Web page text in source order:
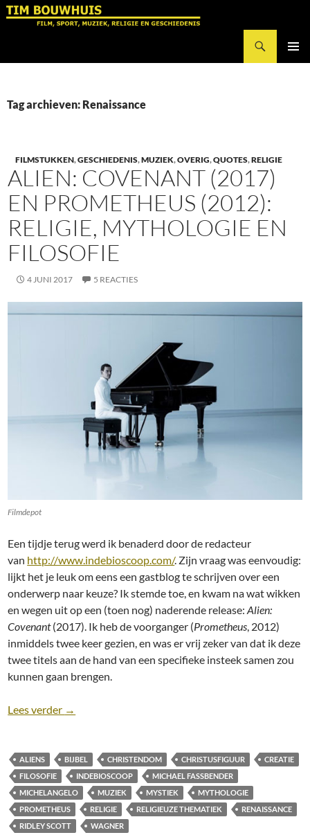
Ga
Tag archieven: Renaissance
FILMSTUKKEN,GESCHIEDENIS,MUZIEK,OVERIG,QUOTES,RELIGIE
ALIEN: COVENANT (2017)
EN PROMETHEUS (2012):
RELIGIE, MYTHOLOGIE EN
FILOSOFIE
4 JUNI 2017 5 REACTIES
Filmdepot
Een tijdje terug werd ik benaderd door de redacteur
van http://www.indebioscoop.com/. Zijn vraag was eenvoudig:
lijkt het je leuk om eens een gastblog te schrijven over een
onderwerp naar keuze? Ik stemde toe, en kwam na wat wikken
en wegen uit op een (toen nog) naderende release:Alien:
Covenant(2017). Ik heb de voorganger (Prometheus , 2012)
inmiddels twee keer gezien, en was er vrij zeker van dat ik deze
twee titels aan de hand van een specifieke insteek samen zou
kunnen gaan brengen.
Lees verder Alien: Covenant (2017) en Prometheus (2012):
→
ALIENS BIJBEL CHRISTENDOM CHRISTUSFIGUUR
CREATIE
FILOSOFIE
INDEBIOSCOOP
MICHAEL FASSBENDER
MICHELANGELO
MUZIEK MYSTIEK
MYTHOLOGIE
PROMETHEUS
RELIGIE RELIGIEUZE THEMATIEK
RENAISSANCE
RIDLEY SCOTT
WAGNER